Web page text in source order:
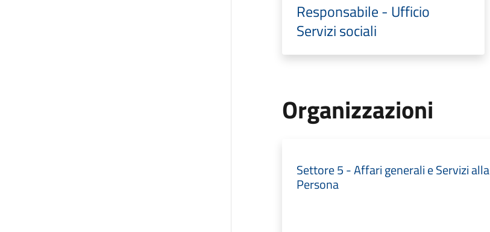
Responsabile - Ufficio
Servizi sociali
Organizzazioni
Settore 5 - Affari generali e Servizi alla
Persona